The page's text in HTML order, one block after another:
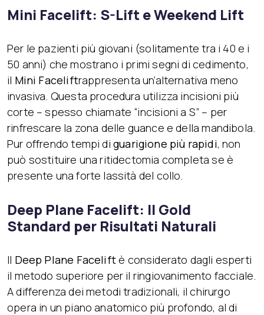
Mini Facelift: S-Lift e Weekend Lift
Per le pazienti più giovani (solitamente tra i 40 e i
50 anni) che mostrano i primi segni di cedimento,
il Mini Faceliftrappresenta un’alternativa meno
invasiva. Questa procedura utilizza incisioni più
corte – spesso chiamate “incisioni a S” – per
rinfrescare la zona delle guance e della mandibola.
Pur offrendo tempi di guarigione più rapidi, non
può sostituire una ritidectomia completa se è
presente una forte lassità del collo.
Deep Plane Facelift: Il Gold
Standard per Risultati Naturali
Il Deep Plane Faceliftè considerato dagli esperti
il metodo superiore per il ringiovanimento facciale.
A differenza dei metodi tradizionali, il chirurgo
opera in un piano anatomico più profondo, al di